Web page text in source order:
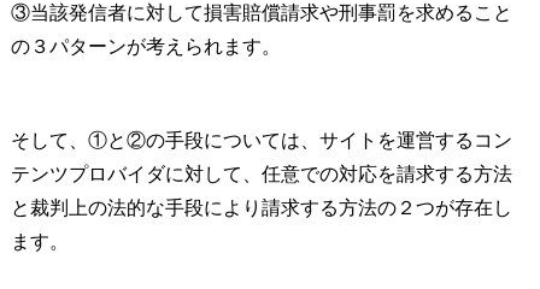
③当該発信者に対して損害賠償請求や刑事罰を求めること
の３パターンが考えられます。
そして、①と②の手段については、サイトを運営するコン
テンツプロバイダに対して、任意での対応を請求する方法
と裁判上の法的な手段により請求する方法の２つが存在し
ます。